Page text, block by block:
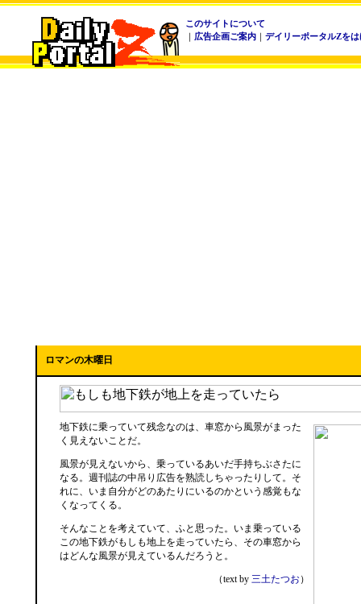
このサイトについて
｜ 広告企画ご案内 ｜ デイリーポータルZを
ロマンの木曜日
地下鉄に乗っていて残念なのは、車窓から風景がまった
く見えないことだ。
風景が見えないから、乗っているあいだ手持ちぶさたに
なる。週刊誌の中吊り広告を熟読しちゃったりして。そ
れに、いま自分がどのあたりにいるのかという感覚もな
くなってくる。
そんなことを考えていて、ふと思った。いま乗っている
この地下鉄がもしも地上を走っていたら、その車窓から
はどんな風景が見えているんだろうと。
（text by 三土たつお ）